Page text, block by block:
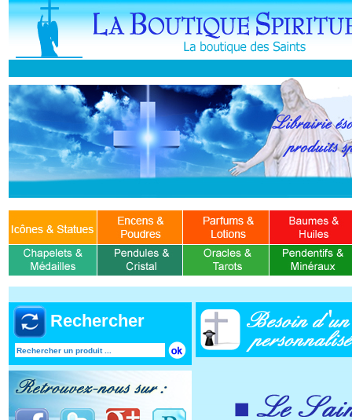
Rechercher